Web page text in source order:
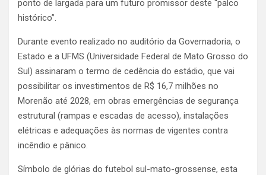
ponto de largada para um futuro promissor deste “palco
histórico”.
Durante evento realizado no auditório da Governadoria, o
Estado e a UFMS (Universidade Federal de Mato Grosso do
Sul) assinaram o termo de cedência do estádio, que vai
possibilitar os investimentos de R$ 16,7 milhões no
Morenão até 2028, em obras emergências de segurança
estrutural (rampas e escadas de acesso), instalações
elétricas e adequações às normas de vigentes contra
incêndio e pânico.
Símbolo de glórias do futebol sul-mato-grossense, esta